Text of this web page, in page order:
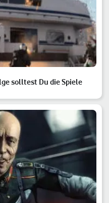
solltest Du die Spiele